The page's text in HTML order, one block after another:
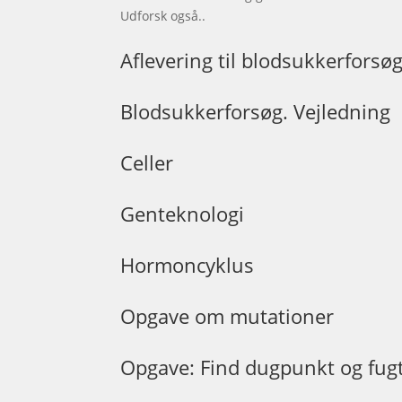
Udforsk også..
Aflevering til blodsukkerforsøg
Blodsukkerforsøg. Vejledning
Celler
Genteknologi
Hormoncyklus
Opgave om mutationer
Opgave: Find dugpunkt og